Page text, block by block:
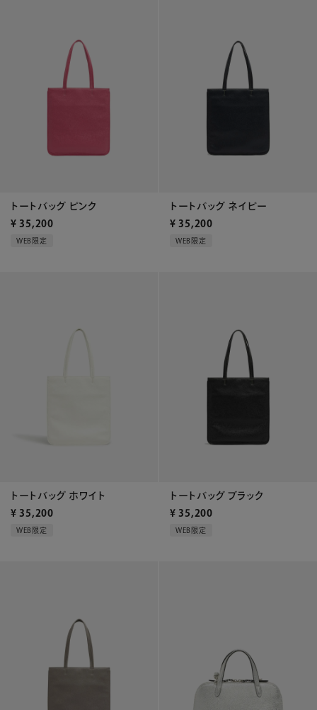
トートバッグ ピンク
¥ 35,200
WEB限定
トートバッグ ネイビー
¥ 35,200
WEB限定
トートバッグ ホワイト
¥ 35,200
WEB限定
トートバッグ ブラック
¥ 35,200
WEB限定